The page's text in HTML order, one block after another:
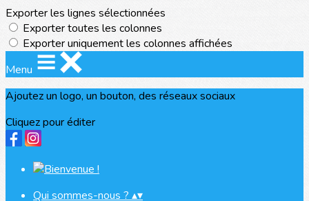
Exporter les lignes sélectionnées
Exporter toutes les colonnes
Exporter uniquement les colonnes affichées
Menu
Ajoutez un logo, un bouton, des réseaux sociaux
Cliquez pour éditer
Qui sommes-nous ? ▴▾